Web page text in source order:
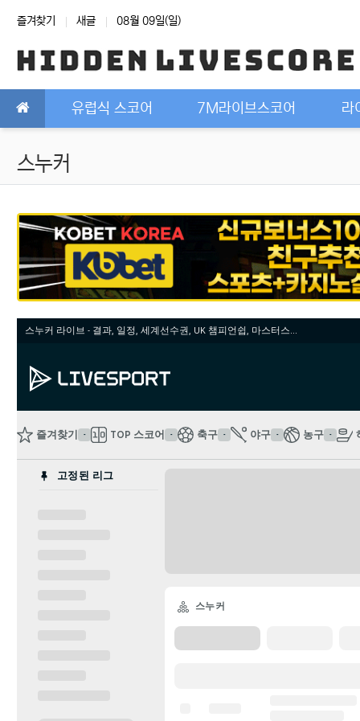
상단 네비
즐겨찾기 새글 08월 09일(일)
메인 메뉴유럽식 스코어 7M라이브스코어 라
스누커